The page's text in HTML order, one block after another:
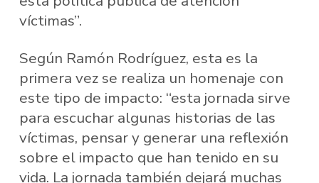
víctimas”.
Según Ramón Rodríguez, esta es la
primera vez se realiza un homenaje con
este tipo de impacto: “esta jornada sirve
para escuchar algunas historias de las
víctimas, pensar y generar una reflexión
sobre el impacto que han tenido en su
vida. La jornada también dejará muchas